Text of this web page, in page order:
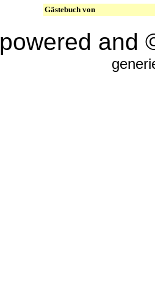
Gästebuch von
powered and